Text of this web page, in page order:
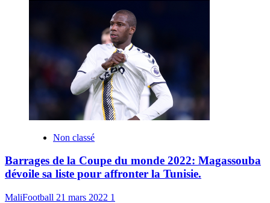
Non classé
Barrages de la Coupe du monde 2022: Magassouba
dévoile sa liste pour affronter la Tunisie.
MaliFootball 21 mars 2022 1